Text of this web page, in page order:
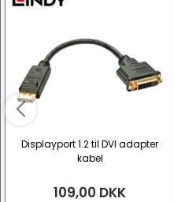
Displayport 1.2 til DVI adapter
kabel
109,00 DKK